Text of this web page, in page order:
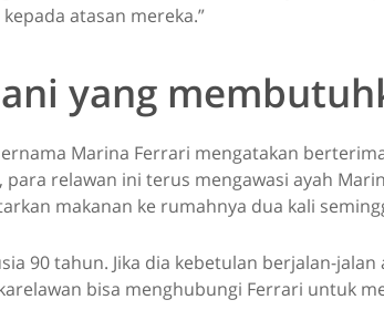
atasan mereka.”
yang
Marina Ferrari mengatakan
para relawan ini terus mengawasi ayah
makanan ke rumahnya dua kali
90 tahun. Jika dia kebetulan berjalan-
bisa menghubungi Ferrari untuk